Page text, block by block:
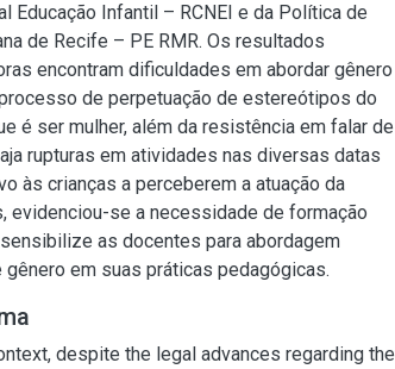
Educação Infantil – RCNEI e da Política de
de Recife – PE RMR. Os resultados
encontram dificuldades em abordar gênero
de perpetuação de estereótipos do
é ser mulher, além da resistência em falar de
rupturas em atividades nas diversas datas
às crianças a perceberem a atuação da
evidenciou-se a necessidade de formação
as docentes para abordagem
em suas práticas pedagógicas.
despite the legal advances regarding the